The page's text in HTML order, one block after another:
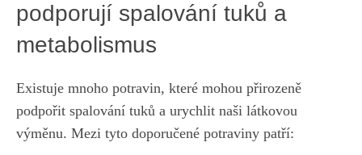
podporují spalování tuků a
metabolismus
Existuje​ mnoho potravin, které mohou přirozeně
podpořit ⁢spalování tuků a urychlit naši látkovou
výměnu. Mezi tyto doporučené potraviny⁣ patří: